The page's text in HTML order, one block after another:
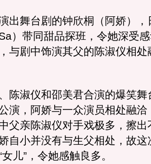
舞台剧的钟欣桐（阿娇），
）带同甜品探班，令她深受
与剧中饰演其父的陈淑仪相处
淑仪和邵美君合演的爆笑舞
演，阿娇与一众演员相处融洽
父亲陈淑仪对手戏极多，擦出
自小并没有与生父相处，故
儿”，令她感触良多。